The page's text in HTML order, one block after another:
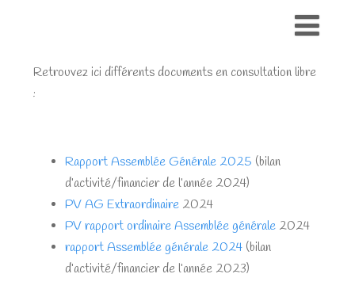
Retrouvez ici différents documents en consultation libre
:
Rapport Assemblée Générale 2025 (bilan
d’activité/financier de l’année 2024)
PV AG Extraordinaire 2024
PV rapport ordinaire Assemblée générale 2024
rapport Assemblée générale 2024 (bilan
d’activité/financier de l’année 2023)